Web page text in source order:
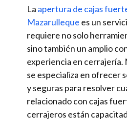
La apertura de cajas
Mazarulleque es un
requiere no solo
sino también un amplio
experiencia en cerrajería.
se especializa en ofrecer
y seguras para resolver
relacionado con cajas
cerrajeros están